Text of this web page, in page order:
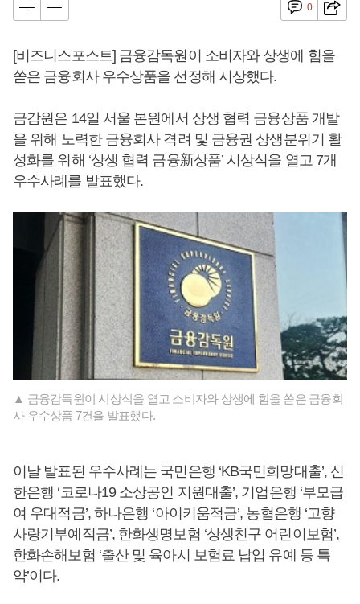
0
[비즈니스포스트] 금융감독원이 소비자와 상생에 힘을
쏟은 금융회사 우수상품을 선정해 시상했다.
금감원은 14일 서울 본원에서 상생 협력 금융상품 개발
을 위해 노력한 금융회사 격려 및 금융권 상생분위기 활
성화를 위해 ‘상생 협력 금융新상품’ 시상식을 열고 7개
우수사례를 발표했다.
▲ 금융감독원이 시상식을 열고 소비자와 상생에 힘을 쏟은 금융회
사 우수상품 7건을 발표했다.
이날 발표된 우수사례는 국민은행 ‘KB국민희망대출’, 신
한은행 ‘코로나19 소상공인 지원대출’, 기업은행 ‘부모급
여 우대적금’, 하나은행 ‘아이키움적금’, 농협은행 ‘고향
사랑기부예적금’, 한화생명보험 ‘상생친구 어린이보험’,
한화손해보험 ‘출산 및 육아시 보험료 납입 유예 등 특
약’이다.